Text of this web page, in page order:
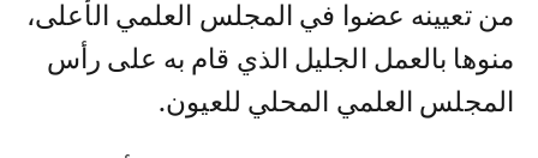
من تعيينه عضوا في المجلس العلمي الأعلى،
منوها بالعمل الجليل الذي قام به على رأس
المجلس العلمي المحلي للعيون.